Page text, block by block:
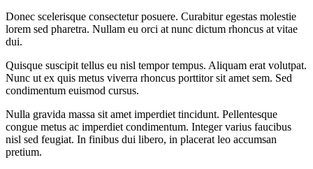
Donec scelerisque consectetur posuere. Curabitur egestas molestie
lorem sed pharetra. Nullam eu orci at nunc dictum rhoncus at vitae
dui.
Quisque suscipit tellus eu nisl tempor tempus. Aliquam erat volutpat.
Nunc ut ex quis metus viverra rhoncus porttitor sit amet sem. Sed
condimentum euismod cursus.
Nulla gravida massa sit amet imperdiet tincidunt. Pellentesque
congue metus ac imperdiet condimentum. Integer varius faucibus
nisl sed feugiat. In finibus dui libero, in placerat leo accumsan
pretium.